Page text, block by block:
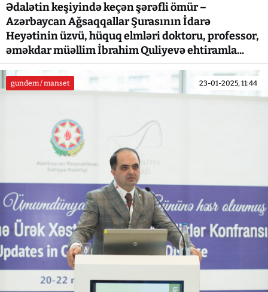
Ədalətin keşiyində keçən şərəfli ömür –
Azərbaycan Ağsaqqallar Şurasının İdarə
Heyətinin üzvü, hüquq elmləri doktoru, professor,
əməkdar müəllim İbrahim Quliyevə ehtiramla...
gundem / manset 23-01-2025, 11:44